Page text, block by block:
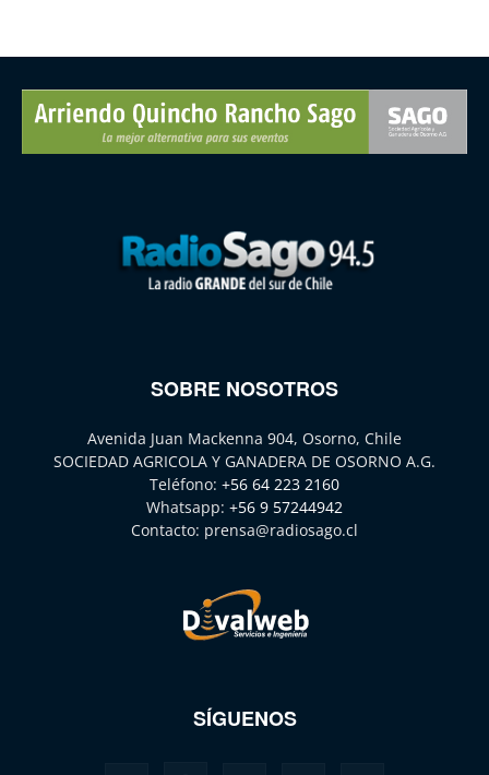
SOBRE NOSOTROS
Avenida Juan Mackenna 904, Osorno, Chile
SOCIEDAD AGRICOLA Y GANADERA DE OSORNO A.G.
Teléfono: +56 64 223 2160
Whatsapp: +56 9 57244942
Contacto: prensa@radiosago.cl
SÍGUENOS